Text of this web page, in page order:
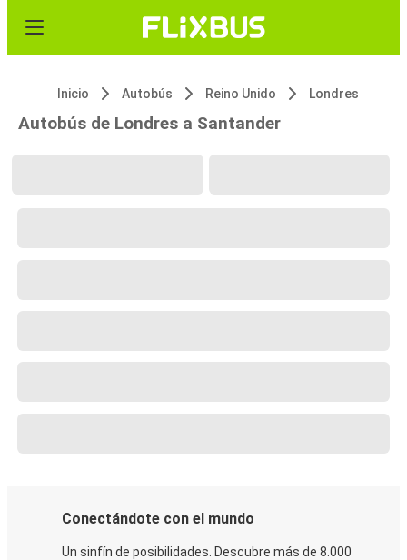
Inicio Autobús Reino Unido Londres
Autobús de Londres a Santander
Conectándote con el mundo
Un sinfín de posibilidades. Descubre más de 8.000